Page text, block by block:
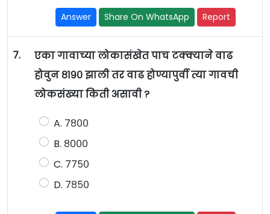
Answer Share On WhatsApp Report
7.
एका गावाच्या लोकासंखेत पाच टक्क्याने वाढ
होवुन ८१९० झाली तर वाढ होण्यापुर्वी त्या गावची
लोकसंख्या किती असावी ?
A. ७८००
B. ८०००
C. ७७५०
D. ७८५०